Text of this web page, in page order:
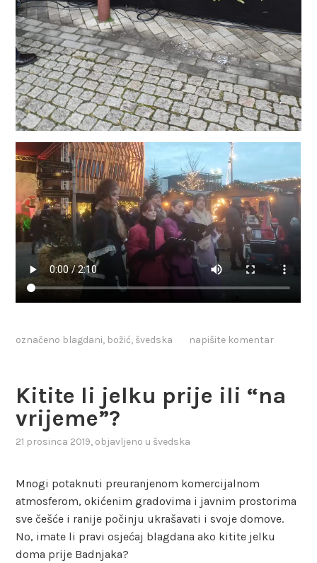
označeno blagdani, božić, švedska napišite komentar
Kitite li jelku prije ili “na
vrijeme”?
21 prosinca 2019, objavljeno u švedska
Mnogi potaknuti preuranjenom komercijalnom
atmosferom, okićenim gradovima i javnim prostorima
sve češće i ranije počinju ukrašavati i svoje domove.
No, imate li pravi osjećaj blagdana ako kitite jelku
doma prije Badnjaka?